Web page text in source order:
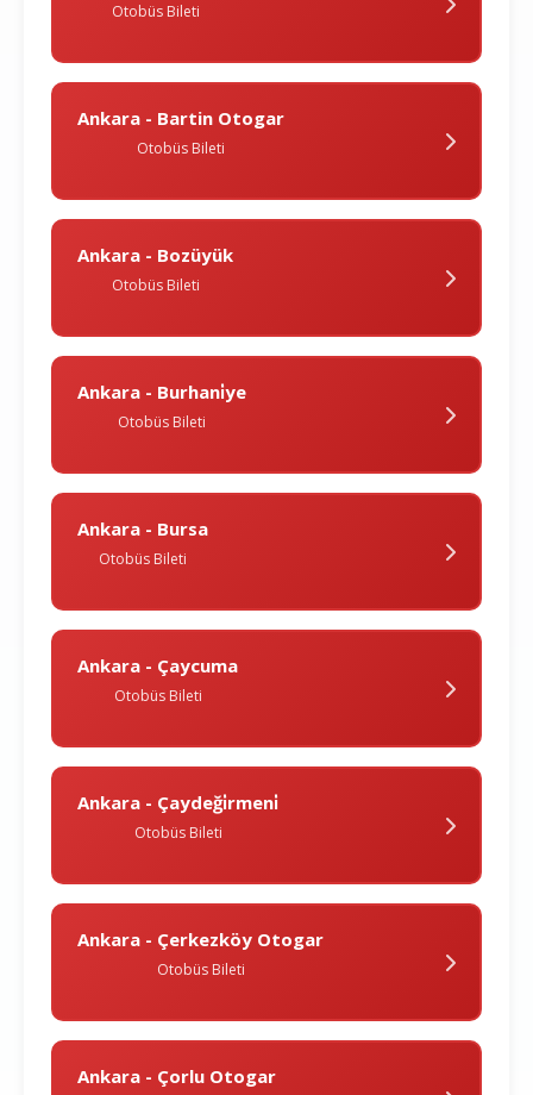
Otobüs Bileti
Ankara - Bartin Otogar
Otobüs Bileti
Ankara - Bozüyük
Otobüs Bileti
Ankara - Burhani̇ye
Otobüs Bileti
Ankara - Bursa
Otobüs Bileti
Ankara - Çaycuma
Otobüs Bileti
Ankara - Çaydeği̇rmeni̇
Otobüs Bileti
Ankara - Çerkezköy Otogar
Otobüs Bileti
Ankara - Çorlu Otogar